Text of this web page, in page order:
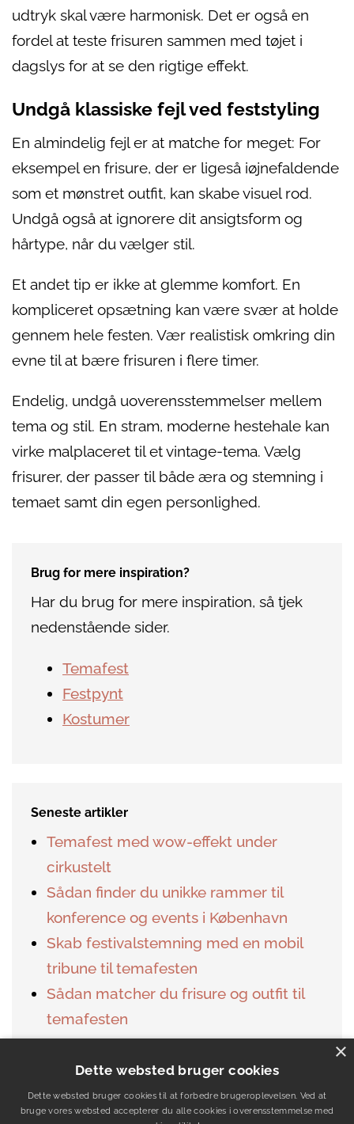
udtryk skal være harmonisk. Det er også en
fordel at teste frisuren sammen med tøjet i
dagslys for at se den rigtige effekt.
Undgå klassiske fejl ved feststyling
En almindelig fejl er at matche for meget: For
eksempel en frisure, der er ligeså iøjnefaldende
som et mønstret outfit, kan skabe visuel rod.
Undgå også at ignorere dit ansigtsform og
hårtype, når du vælger stil.
Et andet tip er ikke at glemme komfort. En
kompliceret opsætning kan være svær at holde
gennem hele festen. Vær realistisk omkring din
evne til at bære frisuren i flere timer.
Endelig, undgå uoverensstemmelser mellem
tema og stil. En stram, moderne hestehale kan
virke malplaceret til et vintage-tema. Vælg
frisurer, der passer til både æra og stemning i
temaet samt din egen personlighed.
Brug for mere inspiration?
Har du brug for mere inspiration, så tjek
nedenstående sider.
Temafest
Festpynt
Kostumer
Seneste artikler
Temafest med wow-effekt under
cirkustelt
Sådan finder du unikke rammer til
konference og events i København
Skab festivalstemning med en mobil
tribune til temafesten
Sådan matcher du frisure og outfit til
temafesten
Sådan skaber du den perfekte ramme
om dit udendørs event med et
mastetelt
Dette websted bruger cookies
Dette websted bruger cookies til at forbedre brugeroplevelsen. Ved at
bruge vores websted accepterer du alle cookies i overensstemmelse med
×